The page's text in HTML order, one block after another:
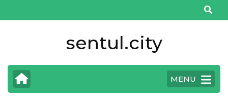
ke
Enter)
sentul.city
MENU